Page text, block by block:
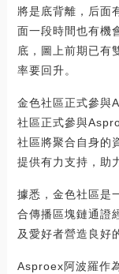
將是底背離，后面
面一段時間也有機
底，圖上前期已有
率要回升。
金色社區正式參與
社區正式參與
社區將聚合自身的
提供有力支持，助
據悉，金色社區是
合傳播區塊鏈通證
及愛好者營造良好
Asproex阿波羅作